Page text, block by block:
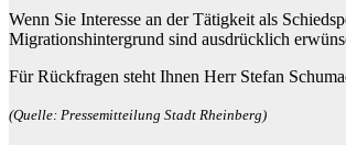
Wenn Sie Interesse an der Tätigkeit als
Migrationshintergrund sind ausdrücklich
Für Rückfragen steht Ihnen Herr Stefan
(Quelle: Pressemitteilung Stadt Rheinberg)